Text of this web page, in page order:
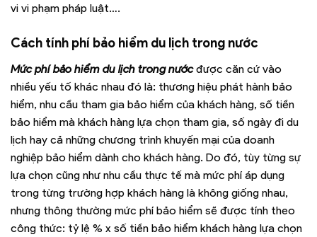
vi vi phạm pháp luật….
Cách tính phí bảo hiểm du lịch trong nước
Mức phí bảo hiểm du lịch trong nướcđược căn cứ vào
nhiều yếu tố khác nhau đó là: thương hiệu phát hành bảo
hiểm, nhu cầu tham gia bảo hiểm của khách hàng, số tiền
bảo hiểm mà khách hàng lựa chọn tham gia, số ngày đi du
lịch hay cả những chương trình khuyến mại của doanh
nghiệp bảo hiểm dành cho khách hàng. Do đó, tùy từng sự
lựa chọn cũng như nhu cầu thực tế mà mức phí áp dụng
trong từng trường hợp khách hàng là không giống nhau,
nhưng thông thường mức phí bảo hiểm sẽ được tính theo
công thức: tỷ lệ % x số tiền bảo hiểm khách hàng lựa chọn